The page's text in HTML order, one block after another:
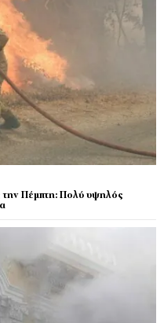
την Πέμπτη: Πολύ υψηλός